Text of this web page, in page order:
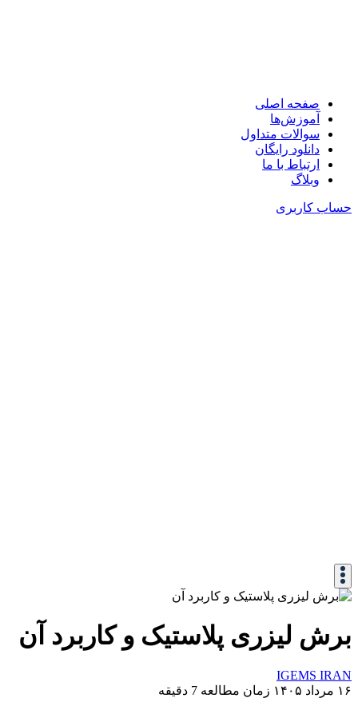
صفحه اصلی
آموزش‌ها
سوالات متداول
دانلود رایگان
ارتباط با ما
وبلاگ
حساب کاربری
برش لیزری پلاستیک و کاربرد آن
IGEMS IRAN
۱۶ مرداد ۱۴۰۵
زمان مطالعه 7 دقیقه